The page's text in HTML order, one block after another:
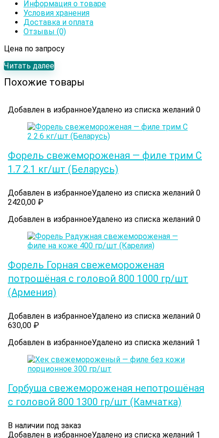
Информация о товаре
Условия хранения
Доставка и оплата
Отзывы (0)
Цена по запросу
Читать далее
Похожие товары
Добавлен в избранноеУдалено из списка желаний 0
Форель свежемороженая — филе трим С
1.7 2.1 кг/шт (Беларусь)
Добавлен в избранноеУдалено из списка желаний 0
2420,00 ₽
Добавлен в избранноеУдалено из списка желаний 0
Форель Горная свежемороженая
потрошёная с головой 800 1000 гр/шт
(Армения)
Добавлен в избранноеУдалено из списка желаний 0
630,00 ₽
Добавлен в избранноеУдалено из списка желаний 1
Горбуша свежемороженая непотрошёная
с головой 800 1300 гр/шт (Камчатка)
В наличии под заказ
Добавлен в избранноеУдалено из списка желаний 1